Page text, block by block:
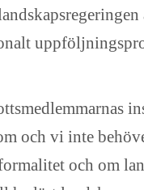
och vi inte
och om